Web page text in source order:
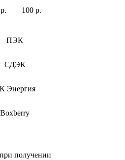
100 р.
ПЭК
СДЭК
Энергия
Boxberry
получении